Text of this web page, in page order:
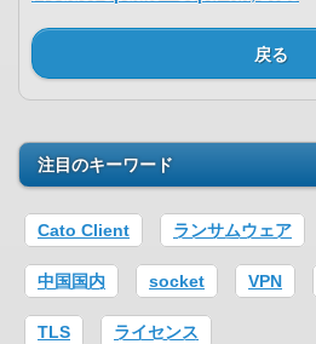
戻る
注目のキーワード
Cato Client ランサムウェア
中国国内 socket VPN
TLS ライセンス